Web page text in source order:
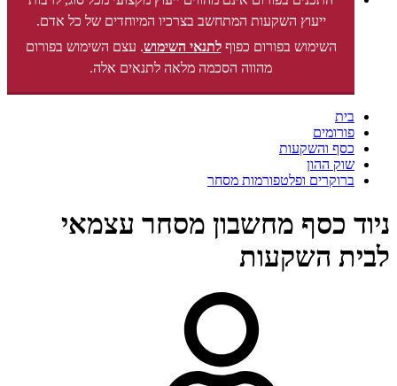
ייעוץ השקעות המתחשב בצרכיו המיוחדים של כל אדם.
השימוש בפורום כפוףלתנאי השימוש. עצם השימוש בפורום
מהווה הסכמה מלאה לתנאים אלה.
בית
פורומים
כסף והשקעות
שוק ההון
ברוקרים ופלטפורמות מסחר
ניוד כסף מחשבון מסחר עצמאי
לבית השקעות